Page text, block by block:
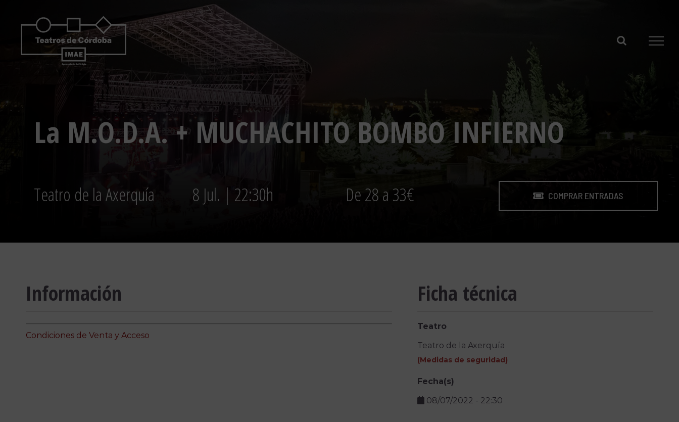
contenido
La M.O.D.A. + MUCHACHITO BOMBO INFIERNO
Teatro de la Axerquía 8 Jul. | 22:30h De 28 a 33€ COMPRAR ENTRADAS
Información
Condiciones de Venta y Acceso
Ficha técnica
Teatro
Teatro de la Axerquía
(Medidas de seguridad)
Fecha(s)
08/07/2022 - 22:30